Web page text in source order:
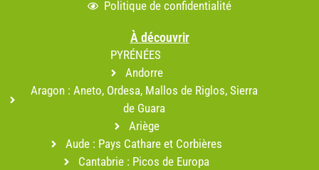
Politique de confidentialité
À découvrir
PYRÉNÉES
Andorre
Aragon : Aneto, Ordesa, Mallos de Riglos, Sierra
de Guara
Ariège
Aude : Pays Cathare et Corbières
Cantabrie : Picos de Europa